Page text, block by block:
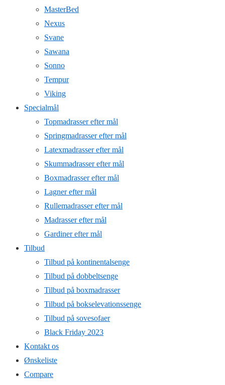
MasterBed
Nexus
Svane
Sawana
Sonno
Tempur
Viking
Specialmål
Topmadrasser efter mål
Springmadrasser efter mål
Latexmadrasser efter mål
Skummadrasser efter mål
Boxmadrasser efter mål
Lagner efter mål
Rullemadrasser efter mål
Madrasser efter mål
Gardiner efter mål
Tilbud
Tilbud på kontinentalsenge
Tilbud på dobbeltsenge
Tilbud på boxmadrasser
Tilbud på bokselevationssenge
Tilbud på sovesofaer
Black Friday 2023
Kontakt os
Ønskeliste
Compare